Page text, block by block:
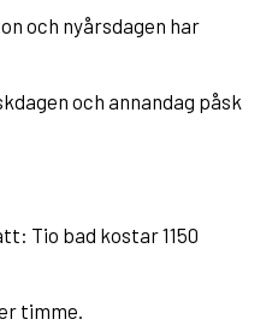
och nyårsdagen har
och annandag påsk
Tio bad kostar 1150
timme.